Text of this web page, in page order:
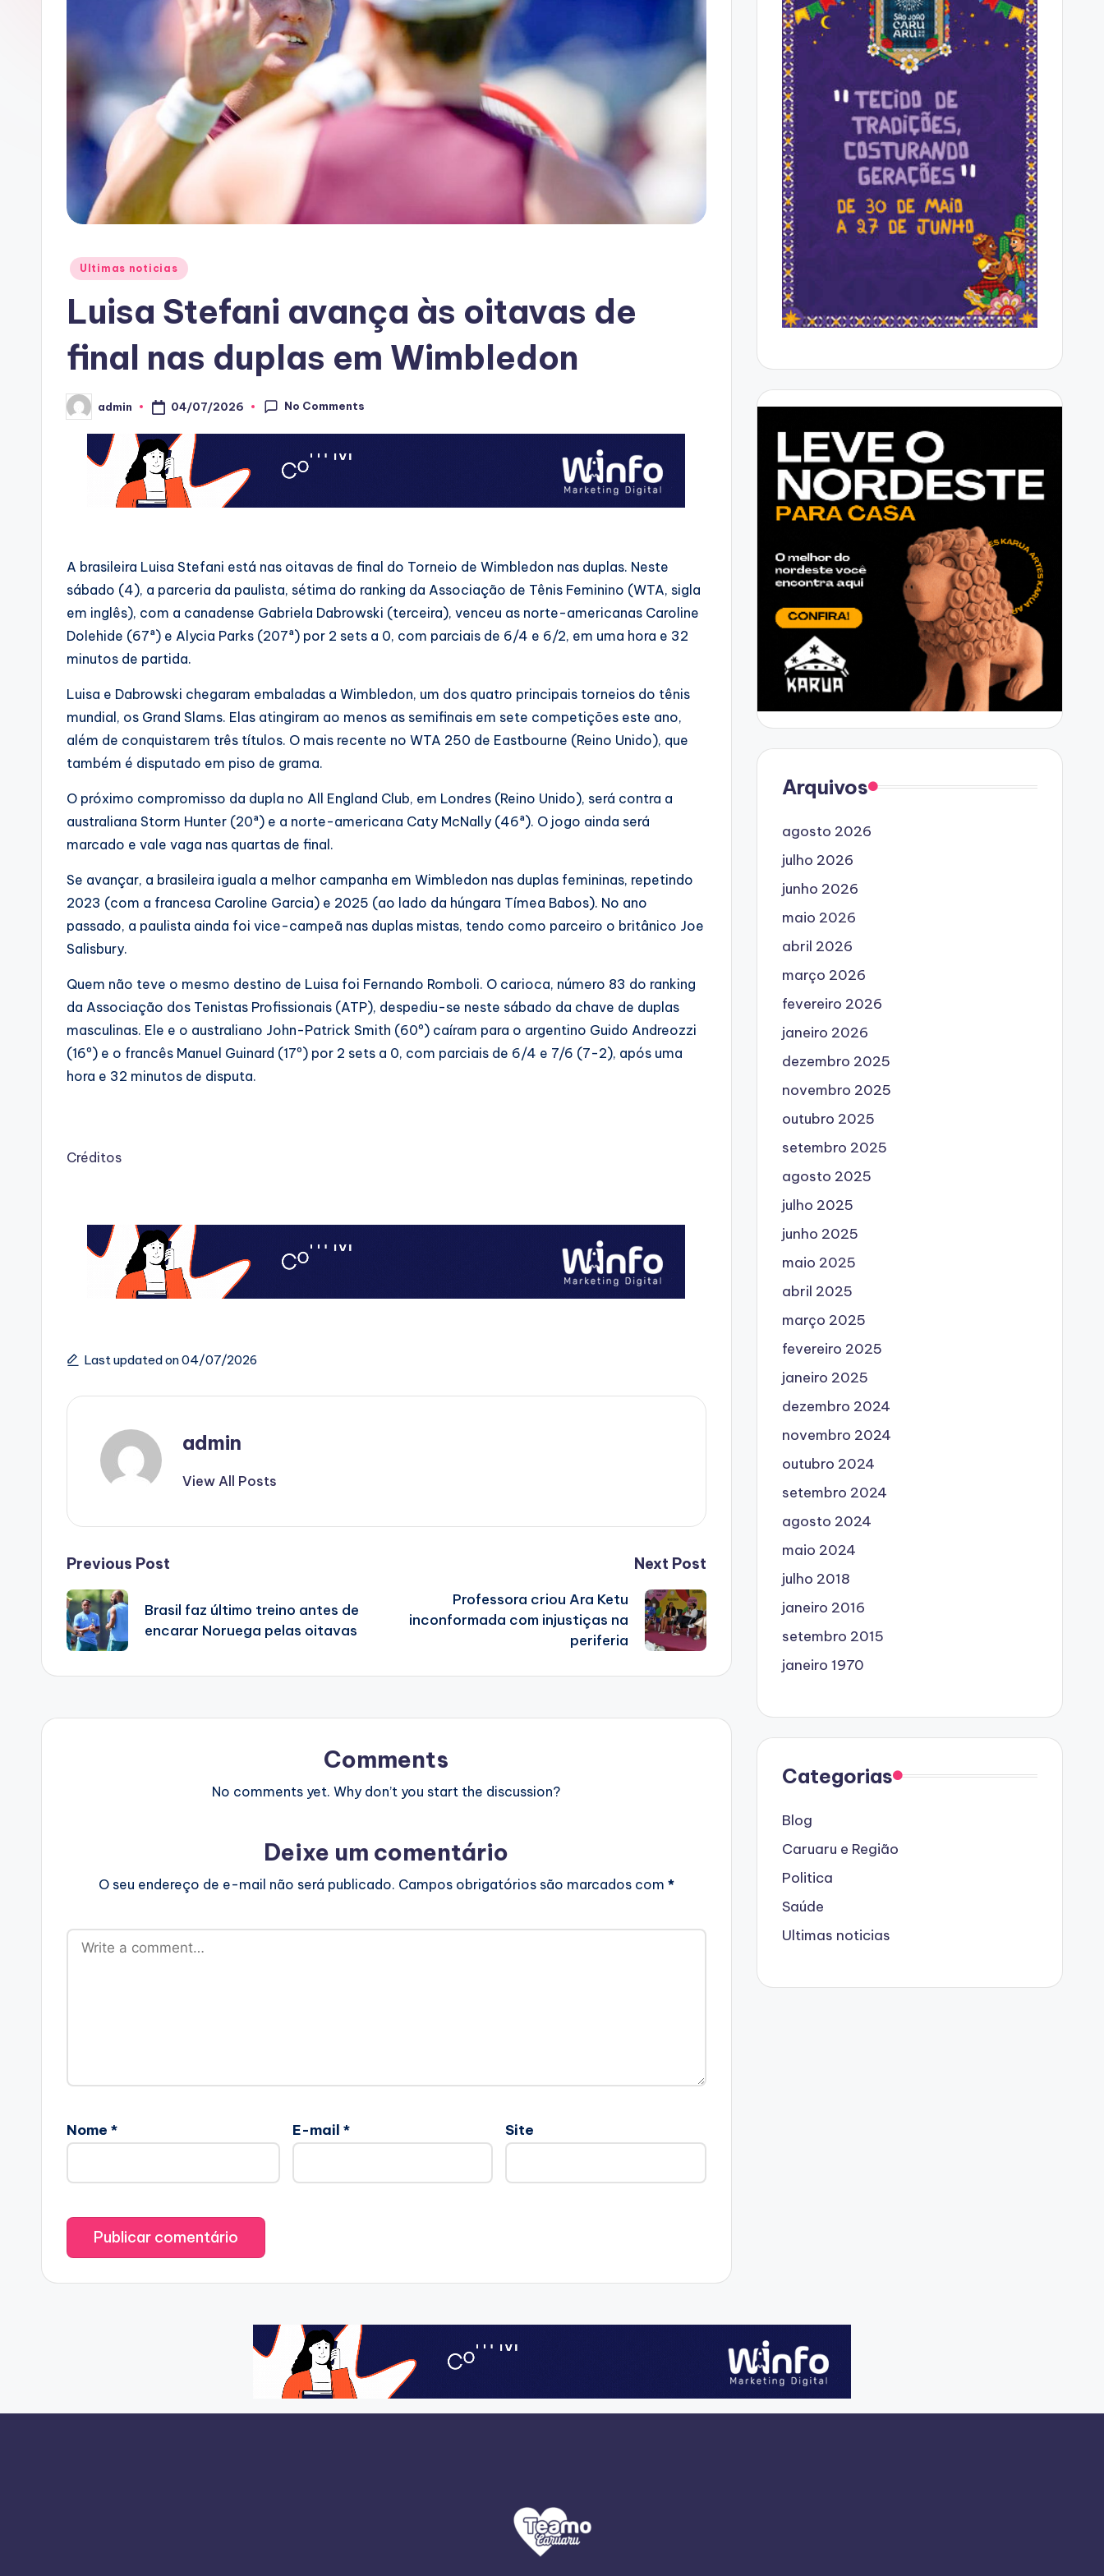
C
Posted
Ultimas noticias
Luisa Stefani avança às oitavas de
final nas duplas em Wimbledon
Posted
by
admin 04/07/2026 No Comments
A brasileira Luisa Stefani está nas oitavas de final do Torneio de Wimbledon nas duplas. Neste
sábado (4), a parceria da paulista, sétima do ranking da Associação de Tênis Feminino (WTA, sigla
em inglês), com a canadense Gabriela Dabrowski (terceira), venceu as norte-americanas Caroline
Dolehide (67ª) e Alycia Parks (207ª) por 2 sets a 0, com parciais de 6/4 e 6/2, em uma hora e 32
minutos de partida.
Luisa e Dabrowski chegaram embaladas a Wimbledon, um dos quatro principais torneios do tênis
mundial, os Grand Slams. Elas atingiram ao menos as semifinais em sete competições este ano,
além de conquistarem três títulos. O mais recente no WTA 250 de Eastbourne (Reino Unido), que
também é disputado em piso de grama.
O próximo compromisso da dupla no All England Club, em Londres (Reino Unido), será contra a
australiana Storm Hunter (20ª) e a norte-americana Caty McNally (46ª). O jogo ainda será
marcado e vale vaga nas quartas de final.
Se avançar, a brasileira iguala a melhor campanha em Wimbledon nas duplas femininas, repetindo
2023 (com a francesa Caroline Garcia) e 2025 (ao lado da húngara Tímea Babos). No ano
passado, a paulista ainda foi vice-campeã nas duplas mistas, tendo como parceiro o britânico Joe
Salisbury.
Quem não teve o mesmo destino de Luisa foi Fernando Romboli. O carioca, número 83 do ranking
da Associação dos Tenistas Profissionais (ATP), despediu-se neste sábado da chave de duplas
masculinas. Ele e o australiano John-Patrick Smith (60º) caíram para o argentino Guido Andreozzi
(16º) e o francês Manuel Guinard (17º) por 2 sets a 0, com parciais de 6/4 e 7/6 (7-2), após uma
hora e 32 minutos de disputa.
Créditos
Last updated on 04/07/2026
admin
View All Posts
Post
navigation
Previous Post
Brasil faz último treino antes de
encarar Noruega pelas oitavas
Next Post
Professora criou Ara Ketu
inconformada com injustiças na
periferia
Comments
No comments yet. Why don’t you start the discussion?
Deixe um comentário
O seu endereço de e-mail não será publicado. Campos obrigatórios são marcados com *
Nome * E-mail * Site
Arquivos
agosto 2026
julho 2026
junho 2026
maio 2026
abril 2026
março 2026
fevereiro 2026
janeiro 2026
dezembro 2025
novembro 2025
outubro 2025
setembro 2025
agosto 2025
julho 2025
junho 2025
maio 2025
abril 2025
março 2025
fevereiro 2025
janeiro 2025
dezembro 2024
novembro 2024
outubro 2024
setembro 2024
agosto 2024
maio 2024
julho 2018
janeiro 2016
setembro 2015
janeiro 1970
Categorias
Blog
Caruaru e Região
Politica
Saúde
Ultimas noticias